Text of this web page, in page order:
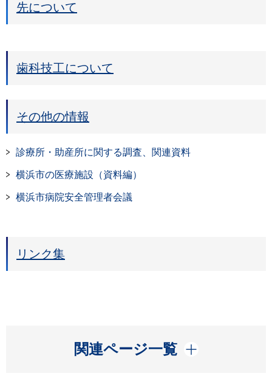
先について
歯科技工について
その他の情報
診療所・助産所に関する調査、関連資料
横浜市の医療施設（資料編）
横浜市病院安全管理者会議
リンク集
関連ページ一覧
開く